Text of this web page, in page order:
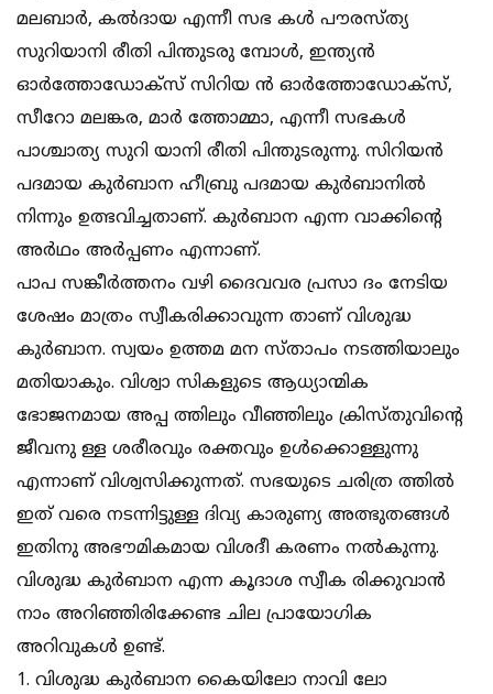
മലബാര്‍, കല്‍ദായ എന്നീ സഭ കള്‍ പൗരസ്ത്യ
സുറിയാനി രീതി പിന്തുടരു മ്പോള്‍, ഇന്ത്യന്‍
ഓര്‍ത്തോഡോക്‌സ് സിറിയ ന്‍ ഓര്‍ത്തോഡോക്‌സ്,
സീറോ മലങ്കര, മാര്‍ ത്തോമ്മാ, എന്നീ സഭകള്‍
പാശ്ചാത്യ സുറി യാനി രീതി പിന്തുടരുന്നു. സിറിയന്‍
പദമായ കുര്‍ബാന ഹീബ്രു പദമായ കുര്‍ബാനില്‍
നിന്നും ഉത്ഭവിച്ചതാണ്. കുര്‍ബാന എന്ന വാക്കിന്റെ
അര്‍ഥം അര്‍പ്പണം എന്നാണ്.
പാപ സങ്കീര്‍ത്തനം വഴി ദൈവവര പ്രസാ ദം നേടിയ
ശേഷം മാത്രം സ്വീകരിക്കാവുന്ന താണ് വിശുദ്ധ
കുര്‍ബാന. സ്വയം ഉത്തമ മന സ്താപം നടത്തിയാലും
മതിയാകും. വിശ്വാ സികളുടെ ആധ്യാന്മിക
ഭോജനമായ അപ്പ ത്തിലും വീഞ്ഞിലും ക്രിസ്തുവിന്റെ
ജീവനു ള്ള ശരീരവും രക്തവും ഉള്‍ക്കൊള്ളുന്നു
എന്നാണ് വിശ്വസിക്കുന്നത്. സഭയുടെ ചരിത്ര ത്തില്‍
ഇത് വരെ നടന്നിട്ടുള്ള ദിവ്യ കാരുണ്യ അത്ഭുതങ്ങള്‍
ഇതിനു അഭൗമികമായ വിശദീ കരണം നല്‍കുന്നു.
വിശുദ്ധ കുര്‍ബാന എന്ന കൂദാശ സ്വീക രിക്കുവാന്‍
നാം അറിഞ്ഞിരിക്കേണ്ട ചില പ്രായോഗിക
അറിവുകള്‍ ഉണ്ട്.
1. വിശുദ്ധ കുര്‍ബാന കൈയിലോ നാവി ലോ